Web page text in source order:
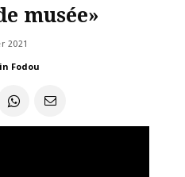
musée»
2021
Fodou